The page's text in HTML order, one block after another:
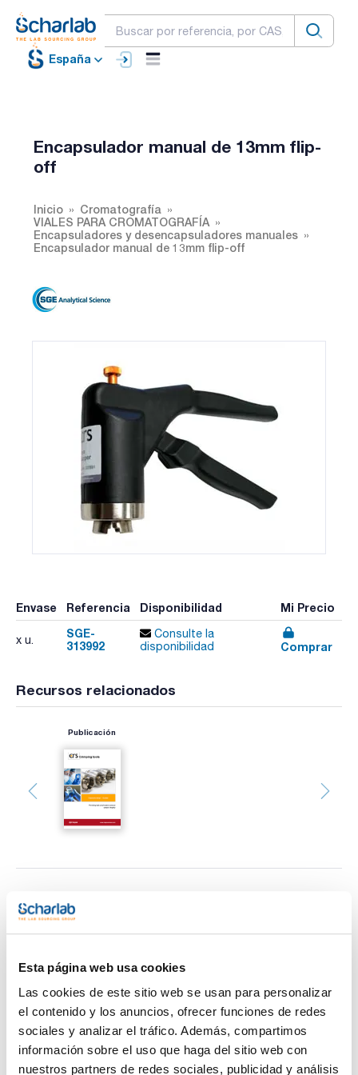
Esta página web usa cookies
Las cookies de este sitio web se usan para personalizar
el contenido y los anuncios, ofrecer funciones de redes
sociales y analizar el tráfico. Además, compartimos
información sobre el uso que haga del sitio web con
nuestros partners de redes sociales, publicidad y análisis
España
Encapsulador manual de 13mm flip-
off
Inicio
Cromatografía
VIALES PARA CROMATOGRAFÍA
Encapsuladores y desencapsuladores manuales
Encapsulador manual de 13mm flip-off
Envase Referencia Disponibilidad Mi Precio
x u.
SGE-
313992
Consulte la
disponibilidad
Comprar
Recursos relacionados
Publicación
Imprimir ficha de
producto
Características
hechos de plástico reforzado con vidrio para mayor
resistencia y ligereza. El diseño ergonómico de los mangos
curvados se adapta al agarre natural de la mano para más
comodidad. Su diseño de mango de tracción inferior ofrece
mayor estabilidad y evita que la cabeza se tambalee. El
botón de ajuste, ubicado en la cabeza del crimpador,
muestra símbolos + y - con flechas direccionales, facilitando
Ver más
Documentación técnica